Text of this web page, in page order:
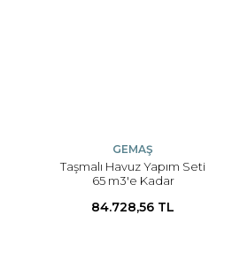
GEMAŞ
Taşmalı Havuz Yapım Seti
65 m3'e Kadar
84.728,56 TL